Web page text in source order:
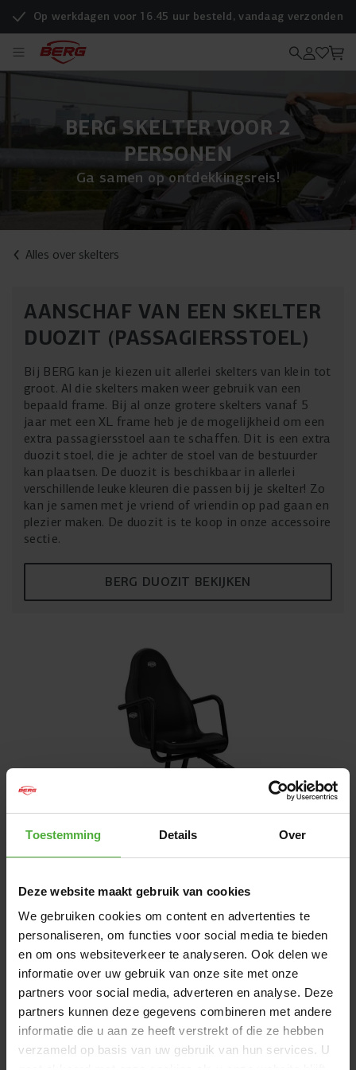
Toestemming Details Over
Deze website maakt gebruik van cookies
We gebruiken cookies om content en advertenties te
personaliseren, om functies voor social media te bieden
en om ons websiteverkeer te analyseren. Ook delen we
informatie over uw gebruik van onze site met onze
partners voor social media, adverteren en analyse. Deze
partners kunnen deze gegevens combineren met andere
informatie die u aan ze heeft verstrekt of die ze hebben
verzameld op basis van uw gebruik van hun services. U
Op werkdagen voor 16.45 uur besteld, vandaag verzonden
BERG SKELTER VOOR 2
PERSONEN
Ga samen op ontdekkingsreis!
Alles over skelters
AANSCHAF VAN EEN SKELTER
DUOZIT (PASSAGIERSSTOEL)
Bij BERG kan je kiezen uit allerlei skelters van klein tot
groot. Al die skelters maken weer gebruik van een
bepaald frame. Bij al onze grotere skelters vanaf 5
jaar met een XL frame heb je de mogelijkheid om een
extra passagiersstoel aan te schaffen. Dit is een extra
duozit stoel, die je achter de stoel van de bestuurder
kan plaatsen. De duozit is beschikbaar in allerlei
verschillende leuke kleuren die passen bij je skelter! Zo
kan je samen met je vriend of vriendin op pad gaan en
plezier maken. De duozit is te koop in onze accessoire
sectie.
BERG DUOZIT BEKIJKEN
AANKOOP VAN EEN 2
PERSOONS SKELTER
Als je standaard al 2 vaste plekken op je skelter wil, is
dat ook mogelijk. In het assortiment van BERG zijn er
ook skelters voor 2 personen. Bij de Duo Chopper is er
al standaard plek voor 2 personen. Je zit dan naast
elkaar. Daarnaast is er de optie om de bijrijdersstoel